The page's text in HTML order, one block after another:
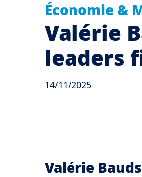
Économie &
Valérie
leaders
14/11/2025
Valérie